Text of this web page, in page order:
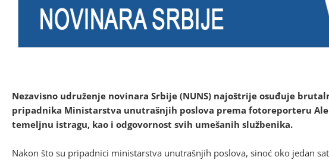
Nezavisno udruženje novinara Srbije (NUNS) najoštrije osuđuje
pripadnika Ministarstva unutrašnjih poslova prema fotoreporteru
temeljnu istragu, kao i odgovornost svih umešanih službenika.
Nakon što su pripadnici ministarstva unutrašnjih poslova, sinoć oko jedan